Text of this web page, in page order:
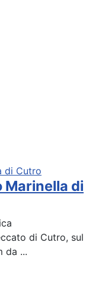
Marinella di
di Cutro, sul
da ...